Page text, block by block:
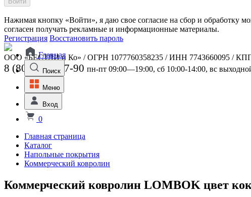
Нажимая кнопку «Войти», я даю свое согласие на сбор и обработку
согласен получать рекламные и информационные материалы.
Регистрация Восстановить пароль
ООО «БЕСТЛИ и Ко» / ОГРН 1077760358235 / ИНН 7743660095 / КПП
8 (800) 301-07-90 пн-пт 09:00—19:00, сб 10:00-14:00, вс
Главная
Поиск
Меню
Вход
0
Главная страница
Каталог
Напольные покрытия
Коммерческий ковролин
Коммерческий ковролин LOMBOK цвет